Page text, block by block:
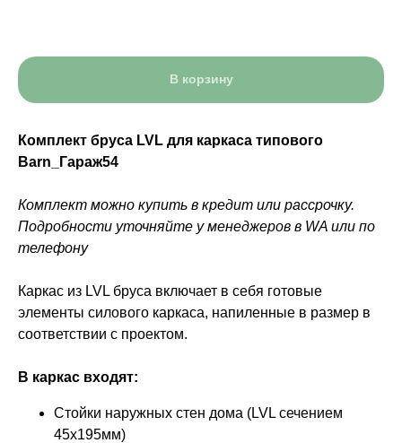
В корзину
Комплект бруса LVL для каркаса типового
Barn_Гараж54
Комплект можно купить в кредит или рассрочку.
Подробности уточняйте у менеджеров в WA или по
телефону
Каркас из LVL бруса включает в себя готовые
элементы силового каркаса, напиленные в размер в
соответствии с проектом.
В каркас входят:
Стойки наружных стен дома (LVL сечением
45x195мм)